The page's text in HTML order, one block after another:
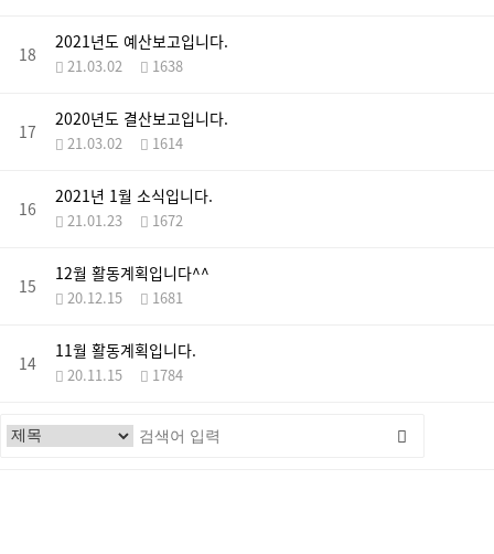
18
2021년도 예산보고입니다.
21.03.02 1638
17
2020년도 결산보고입니다.
21.03.02 1614
16
2021년 1월 소식입니다.
21.01.23 1672
15
12월 활동계획입니다^^
20.12.15 1681
14
11월 활동계획입니다.
20.11.15 1784